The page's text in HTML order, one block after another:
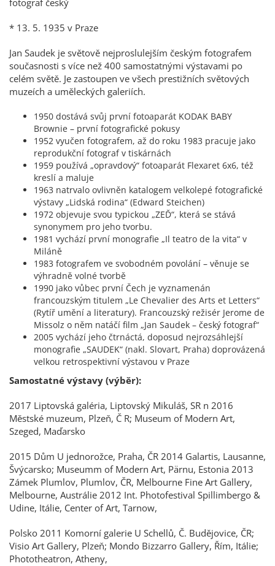
fotograf český
* 13. 5. 1935 v Praze
Jan Saudek je světově nejproslulejším českým fotografem
současnosti s více než 400 samostatnými výstavami po
celém světě. Je zastoupen ve všech prestižních světových
muzeích a uměleckých galeriích.
1950 dostává svůj první fotoaparát KODAK BABY
Brownie – první fotografické pokusy
1952 vyučen fotografem, až do roku 1983 pracuje jako
reprodukční fotograf v tiskárnách
1959 používá „opravdový“ fotoaparát Flexaret 6x6, též
kreslí a maluje
1963 natrvalo ovlivněn katalogem velkolepé fotografické
výstavy „Lidská rodina“ (Edward Steichen)
1972 objevuje svou typickou „ZEĎ“, která se stává
synonymem pro jeho tvorbu.
1981 vychází první monografie „Il teatro de la vita“ v
Miláně
1983 fotografem ve svobodném povolání – věnuje se
výhradně volné tvorbě
1990 jako vůbec první Čech je vyznamenán
francouzským titulem „Le Chevalier des Arts et Letters“
(Rytíř umění a literatury). Francouzský režisér Jerome de
Missolz o něm natáčí film „Jan Saudek – český fotograf“
2005 vychází jeho čtrnáctá, doposud nejrozsáhlejší
monografie „SAUDEK“ (nakl. Slovart, Praha) doprovázená
velkou retrospektivní výstavou v Praze
Samostatné výstavy (výběr):
2017 Liptovská galéria, Liptovský Mikuláš, SR n 2016
Městské muzeum, Plzeň, Č R; Museum of Modern Art,
Szeged, Maďarsko
2015 Dům U jednorožce, Praha, ČR 2014 Galartis, Lausanne,
Švýcarsko; Museumm of Modern Art, Pärnu, Estonia 2013
Zámek Plumlov, Plumlov, ČR, Melbourne Fine Art Gallery,
Melbourne, Austrálie 2012 Int. Photofestival Spillimbergo &
Udine, Itálie, Center of Art, Tarnow,
Polsko 2011 Komorní galerie U Schellů, Č. Budějovice, ČR;
Visio Art Gallery, Plzeň; Mondo Bizzarro Gallery, Řím, Itálie;
Phototheatron, Atheny,